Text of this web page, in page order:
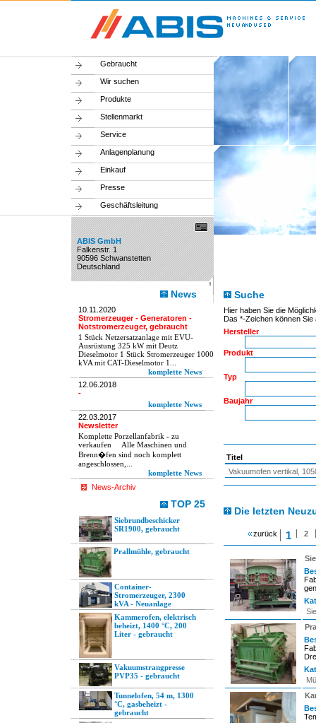
Gebraucht
Wir suchen
Produkte
Stellenmarkt
Service
Anlagenplanung
Einkauf
Presse
Geschäftsleitung
ABIS GmbH
Falkenstr. 1
90596 Schwanstetten
Deutschland
News
10.11.2020
Stromerzeuger - Generatoren -
Notstromerzeuger, gebraucht
1 Stück Netzersatzanlage mit EVU-
Ausrüstung 325 kW mit Deutz
Dieselmotor 1 Stück Stromerzeuger 1000
kVA mit CAT-Dieselmotor 1...
komplette News
12.06.2018
-
komplette News
22.03.2017
Newsletter
Komplette Porzellanfabrik - zu
verkaufen Alle Maschinen und
Brenn�fen sind noch komplett
angeschlossen,...
komplette News
News-Archiv
TOP 25
Siebrundbeschicker
SR1900, gebraucht
Prallmühle, gebraucht
Container-
Stromerzeuger, 2300
kVA - Neuanlage
Kammerofen, elektrisch
beheizt, 1400 °C, 200
Liter - gebraucht
Vakuumstrangpresse
PVP35 - gebraucht
Tunnelofen, 54 m, 1300
°C, gasbeheizt -
gebraucht
Suche
Hier haben Sie die
Das *-Zeichen können
Hersteller
Produkt
Typ
Baujahr
Titel
Vakuumofen vertikal,
Die letzten
zurück 1 2